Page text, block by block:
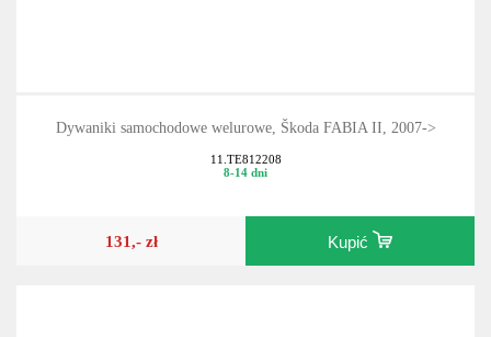
Dywaniki samochodowe welurowe, Škoda FABIA II, 2007->
11.TE812208
8-14 dni
131,- zł Kupić